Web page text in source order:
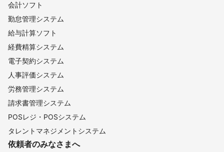
会計ソフト
勤怠管理システム
給与計算ソフト
経費精算システム
電子契約システム
人事評価システム
労務管理システム
請求書管理システム
POSレジ・POSシステム
タレントマネジメントシステム
依頼者のみなさまへ